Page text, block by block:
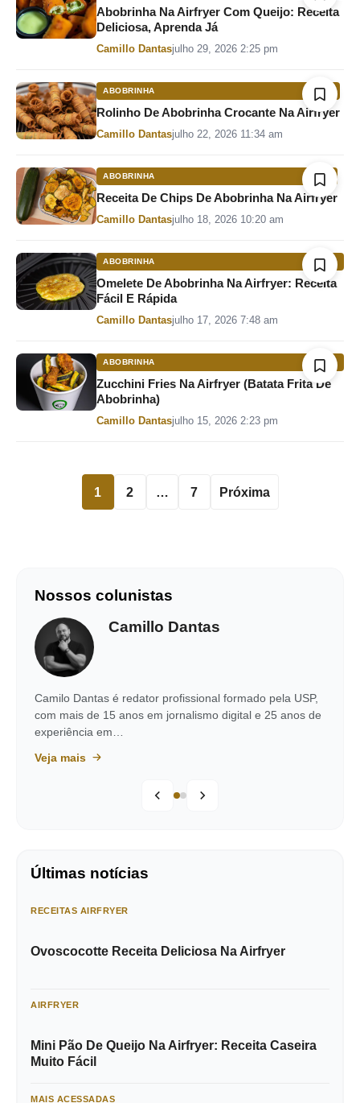
Abobrinha Na Airfryer Com Queijo: Receita
Deliciosa, Aprenda Já
Por
Camillo Dantasjulho 29, 2026 2:25 pm
ABOBRINHA
Rolinho De Abobrinha Crocante Na Airfryer
Por
Camillo Dantasjulho 22, 2026 11:34 am
ABOBRINHA
Receita De Chips De Abobrinha Na Airfryer
Por
Camillo Dantasjulho 18, 2026 10:20 am
ABOBRINHA
Omelete De Abobrinha Na Airfryer: Receita
Fácil E Rápida
Por
Camillo Dantasjulho 17, 2026 7:48 am
ABOBRINHA
Zucchini Fries Na Airfryer (Batata Frita De
Abobrinha)
Por
Camillo Dantasjulho 15, 2026 2:23 pm
1 2 … 7 Próxima
Nossos colunistas
Camillo Dantas
Camilo Dantas é redator profissional formado pela USP,
com mais de 15 anos em jornalismo digital e 25 anos de
experiência em…
Veja mais
Últimas notícias
RECEITAS AIRFRYER
Ovoscocotte Receita Deliciosa Na Airfryer
AIRFRYER
Mini Pão De Queijo Na Airfryer: Receita Caseira
Muito Fácil
MAIS ACESSADAS